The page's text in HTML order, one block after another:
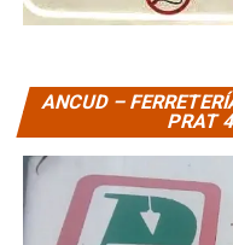
ANCUD –
PRAT